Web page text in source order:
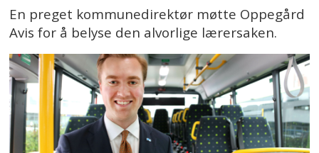
En preget kommunedirektør møtte Oppegård
Avis for å belyse den alvorlige lærersaken.